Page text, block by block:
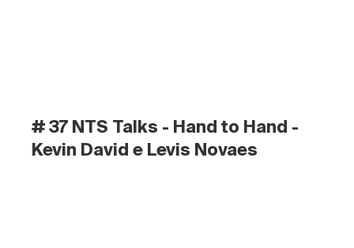
# 37 NTS Talks - Hand to Hand -
Kevin David e Levis Novaes